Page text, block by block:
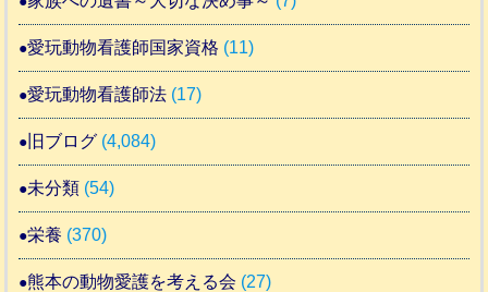
愛玩動物看護師国家資格 (11)
愛玩動物看護師法 (17)
旧ブログ (4,084)
未分類 (54)
栄養 (370)
熊本の動物愛護を考える会 (27)